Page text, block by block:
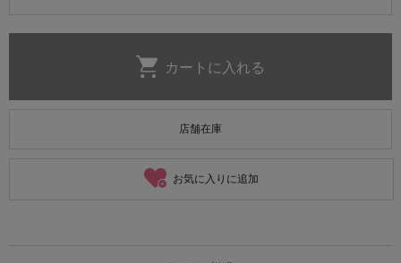
店舗在庫
お気に入りに追加